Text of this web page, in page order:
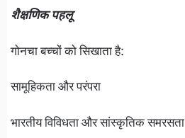
शैक्षणिक पहलू
गोनचा बच्चों को सिखाता है:
सामूहिकता और परंपरा
भारतीय विविधता और सांस्कृतिक समरसता